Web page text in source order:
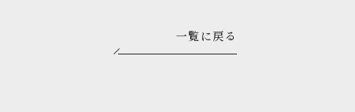
一覧に戻る